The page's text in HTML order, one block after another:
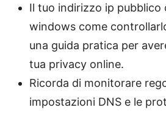
Il tuo indirizzo ip pubblico
windows come
una guida pratica per
tua privacy online.
Ricorda di monitorare
impostazioni DNS e le